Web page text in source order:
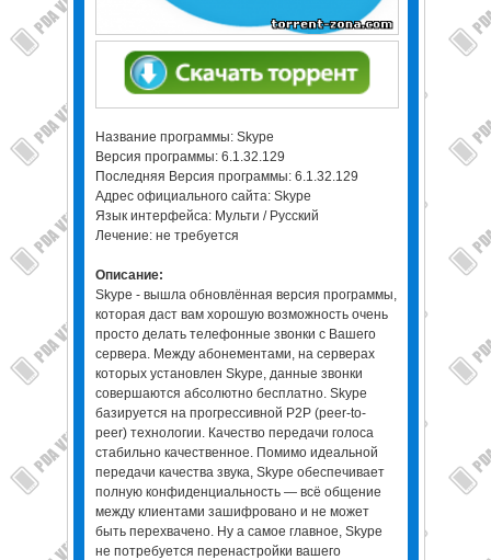
Название программы: Skype
Версия программы: 6.1.32.129
Последняя Версия программы: 6.1.32.129
Адрес официального сайта: Skype
Язык интерфейса: Мульти / Русский
Лечение: не требуется
Описание:
Skype - вышла обновлённая версия программы,
которая даст вам хорошую возможность очень
просто делать телефонные звонки с Вашего
сервера. Между абонементами, на серверах
которых установлен Skype, данные звонки
совершаются абсолютно бесплатно. Skype
базируется на прогрессивной P2P (peer-to-
peer) технологии. Качество передачи голоса
стабильно качественное. Помимо идеальной
передачи качества звука, Skype обеспечивает
полную конфиденциальность — всё общение
между клиентами зашифровано и не может
быть перехвачено. Ну а самое главное, Skype
не потребуется перенастройки вашего